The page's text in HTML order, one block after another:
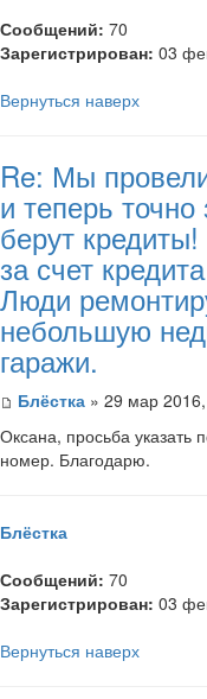
Сообщений: 70
Зарегистрирован: 03
Вернуться наверх
Re: Мы
и теперь
берут
за счет
Люди
небольшую
гаражи.
Блёстка » 29 мар
Оксана, просьба
номер. Благодарю.
Блёстка
Сообщений: 70
Зарегистрирован: 03
Вернуться наверх